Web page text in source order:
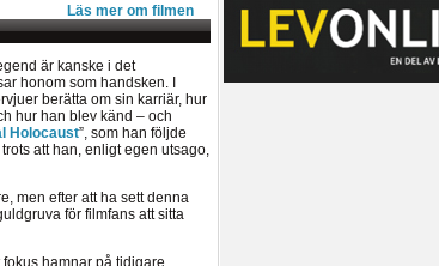
Läs mer om filmen
är kanske i det
honom som handsken. I
berätta om sin karriär, hur
hur han blev känd – och
Holocaust”, som han följde
trots att han, enligt egen utsago,
men efter att ha sett denna
för filmfans att sitta
hamnar på tidigare